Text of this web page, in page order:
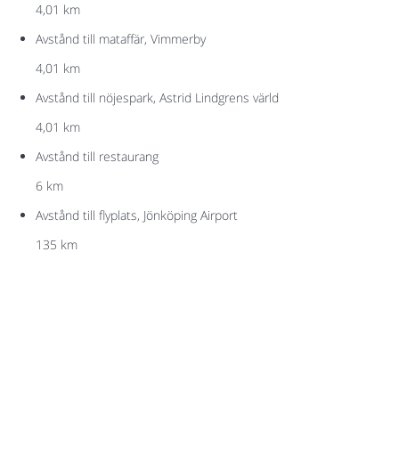
4,01 km
Avstånd till mataffär, Vimmerby
4,01 km
Avstånd till nöjespark, Astrid Lindgrens värld
4,01 km
Avstånd till restaurang
6 km
Avstånd till flyplats, Jönköping Airport
135 km